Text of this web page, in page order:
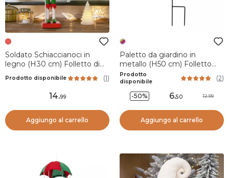
Soldato Schiaccianoci in
legno (H30 cm) Folletto di
Babbo Natale Rosso e verde
Prodotto disponibile (1)
14.99
Aggiungo al carrello
Paletto da giardino in
metallo (H50 cm) Folletto
burlone
Prodotto
disponibile
(2)
-50% 6.50 12.99
Aggiungo al carrello